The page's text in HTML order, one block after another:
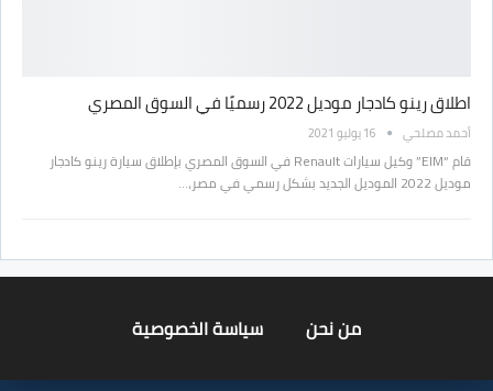
اطلاق رينو كادجار موديل 2022 رسميًا في السوق المصري
أحمد مصلحي 16 يوليو 2021
قام “EIM” وكيل سيارات Renault في السوق المصري بإطلاق سيارة رينو كادجار
موديل 2022 الموديل الجديد بشكل رسمي في مصر،…
من نحن سياسة الخصوصية